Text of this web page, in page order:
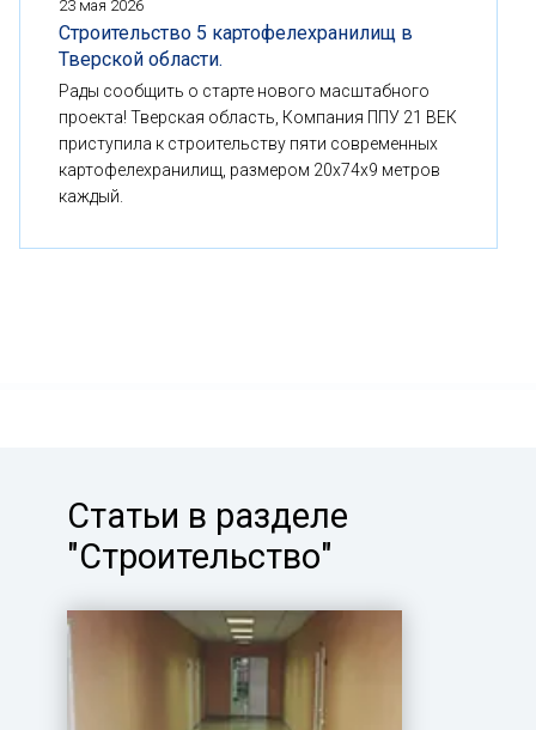
23 мая 2026
Строительство 5 картофелехранилищ в
Тверской области.
Рады сообщить о старте нового масштабного
проекта! Тверская область, Компания ППУ 21 ВЕК
приступила к строительству пяти современных
картофелехранилищ, размером 20x74x9 метров
каждый.
Статьи в разделе
"Строительство"